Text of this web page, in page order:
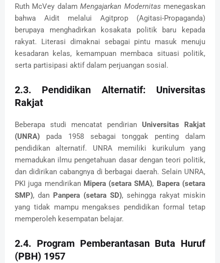
Ruth McVey dalamMengajarkan Modernitas menegaskan
bahwa Aidit melalui Agitprop (Agitasi-Propaganda)
berupaya menghadirkan kosakata politik baru kepada
rakyat. Literasi dimaknai sebagai pintu masuk menuju
kesadaran kelas, kemampuan membaca situasi politik,
serta partisipasi aktif dalam perjuangan sosial.
2.3. Pendidikan Alternatif: Universitas
Rakjat
Beberapa studi mencatat pendirian Universitas Rakjat
(UNRA) pada 1958 sebagai tonggak penting dalam
pendidikan alternatif. UNRA memiliki kurikulum yang
memadukan ilmu pengetahuan dasar dengan teori politik,
dan didirikan cabangnya di berbagai daerah. Selain UNRA,
PKI juga mendirikan Mipera (setara SMA), Bapera (setara
SMP), dan Panpera (setara SD), sehingga rakyat miskin
yang tidak mampu mengakses pendidikan formal tetap
memperoleh kesempatan belajar.
2.4. Program Pemberantasan Buta Huruf
(PBH) 1957